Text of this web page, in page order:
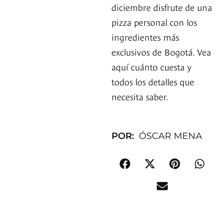
diciembre disfrute de una
pizza personal con los
ingredientes más
exclusivos de Bogotá. Vea
aquí cuánto cuesta y
todos los detalles que
necesita saber.
POR: ÓSCAR MENA